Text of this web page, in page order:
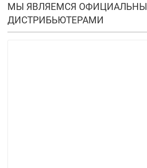
МЫ ЯВЛЯЕМСЯ
ДИСТРИБЬЮТЕРАМИ